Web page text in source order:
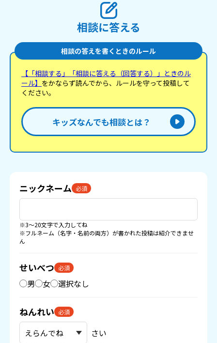
相談に答える
相談の答えを書くときのルール
【「相談する」「相談に答える（回答する）」ときのル
ール】 をかならず読んでから、ルールを守って投稿して
ください。
キッズなんでも相談とは？
ニックネーム 必須
※3〜20文字で入力してね
※フルネーム（名字・名前の両方）が書かれた投稿は紹介できませ
ん
せいべつ 必須
男 女 選択なし
ねんれい 必須
さい